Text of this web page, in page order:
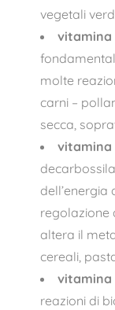
vegetali
vitamina
molte
carni –
secca,
vitamina
regolazione
altera il
cereali,
vitamina
reazioni di